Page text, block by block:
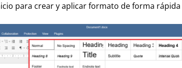
para crear y aplicar formato de forma rápida